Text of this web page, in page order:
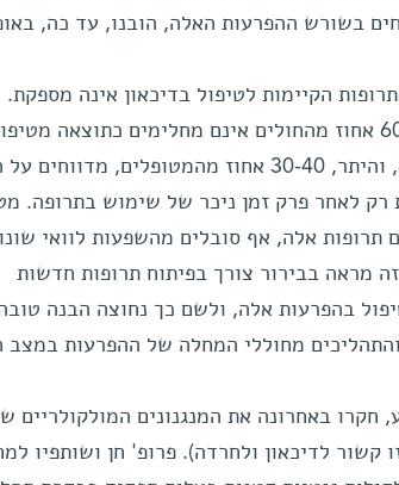
בשורש ההפרעות האלה, הובנו, עד כה,
הקיימות לטיפול בדיכאון אינה מספקת.
למעשה, 60-70 אחוז מהחולים אינם מחלימים כתוצאה
בתרופות אלה, והיתר, 30-40 אחוז מהמטופלים,
רק לאחר פרק זמן ניכר של שימוש בתרופה.
תרופות אלה, אף סובלים מהשפעות לוואי
מראה בבירור צורך בפיתוח תרופות חדשות
בהפרעות אלה, ולשם כך נחוצה הבנה
מחוללי המחלה של ההפרעות במצב
חקרו באחרונה את המנגנונים המולקולריים
קשור לדיכאון ולחרדה). פרופ' חן ושותפיו